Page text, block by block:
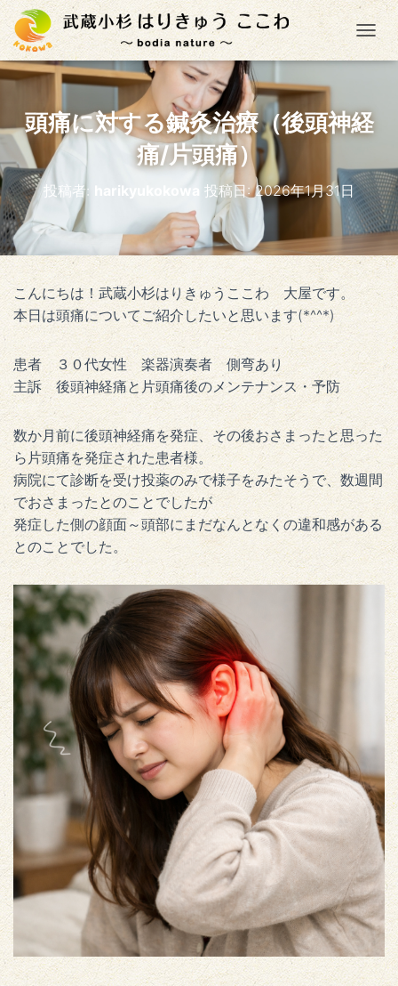
ナ
頭痛に対する鍼灸治療（後頭神経
痛/片頭痛）
投稿者: harikyukokowa 投稿日:2026年1月31日
こんにちは！武蔵小杉はりきゅうここわ 大屋です。
本日は頭痛についてご紹介したいと思います(*^^*)
患者 ３０代女性 楽器演奏者 側弯あり
主訴 後頭神経痛と片頭痛後のメンテナンス・予防
数か月前に後頭神経痛を発症、その後おさまったと思った
ら片頭痛を発症された患者様。
病院にて診断を受け投薬のみで様子をみたそうで、数週間
でおさまったとのことでしたが
発症した側の顔面～頭部にまだなんとなくの違和感がある
とのことでした。